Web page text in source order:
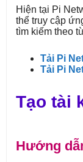
Hiện tại Pi
thể truy cập
tìm kiếm theo
Tải Pi
Tải Pi
Tạo tài
Hướng